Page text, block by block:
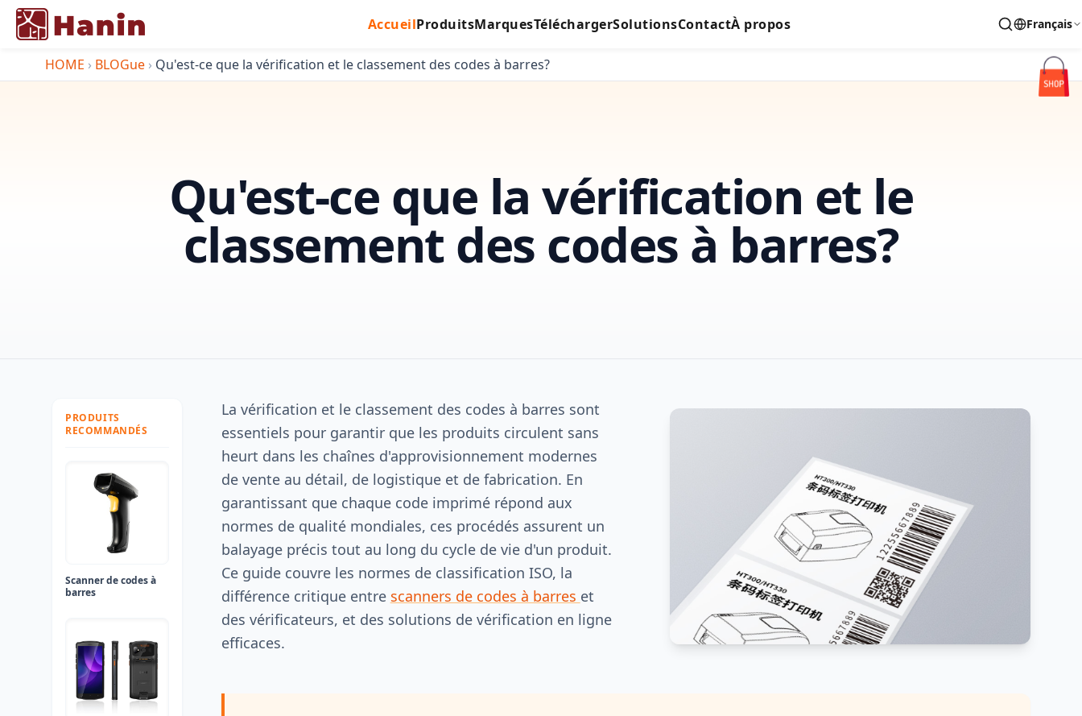
AccueilProduitsMarquesTéléchargerSolutionsContactÀ propos Français
HOME › BLOGue › Qu'est-ce que la vérification et le classement des codes à barres?
Qu'est-ce que la vérification et le
classement des codes à barres?
PRODUITS
RECOMMANDÉS
Scanner de codes à
barres
La vérification et le classement des codes à barres sont
essentiels pour garantir que les produits circulent sans
heurt dans les chaînes d'approvisionnement modernes
de vente au détail, de logistique et de fabrication. En
garantissant que chaque code imprimé répond aux
normes de qualité mondiales, ces procédés assurent un
balayage précis tout au long du cycle de vie d'un produit.
Ce guide couvre les normes de classification ISO, la
différence critique entre scanners de codes à barres et
des vérificateurs, et des solutions de vérification en ligne
efficaces.